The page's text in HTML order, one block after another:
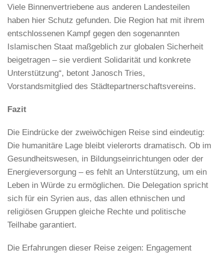
Viele Binnenvertriebene aus anderen Landesteilen
haben hier Schutz gefunden. Die Region hat mit ihrem
entschlossenen Kampf gegen den sogenannten
Islamischen Staat maßgeblich zur globalen Sicherheit
beigetragen – sie verdient Solidarität und konkrete
Unterstützung“, betont Janosch Tries,
Vorstandsmitglied des Städtepartnerschaftsvereins.
Fazit
Die Eindrücke der zweiwöchigen Reise sind eindeutig:
Die humanitäre Lage bleibt vielerorts dramatisch. Ob im
Gesundheitswesen, in Bildungseinrichtungen oder der
Energieversorgung – es fehlt an Unterstützung, um ein
Leben in Würde zu ermöglichen. Die Delegation spricht
sich für ein Syrien aus, das allen ethnischen und
religiösen Gruppen gleiche Rechte und politische
Teilhabe garantiert.
Die Erfahrungen dieser Reise zeigen: Engagement